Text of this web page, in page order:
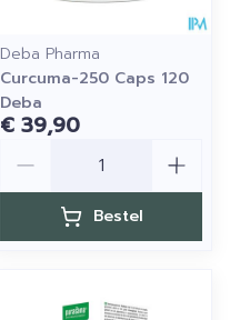
Deba Pharma
Curcuma-250 Caps 120
Deba
€ 39,90
Bestel